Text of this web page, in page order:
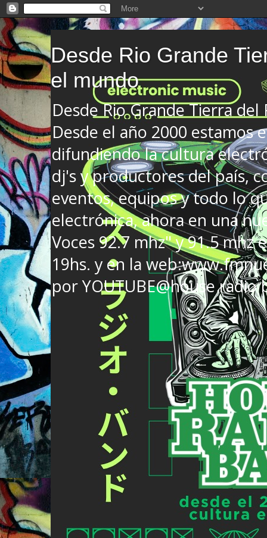
Desde Rio Grande
el mundo
Desde Rio Grande Tierra
Desde el año 2000 estamos
difundiendo la cultura
dj's y productores del país,
eventos, equipos y todo lo
electrónica, ahora en una
Voces 92.7 mhz" y 91.5 mhz
19hs. y en la
por YOUTUBE@house radio